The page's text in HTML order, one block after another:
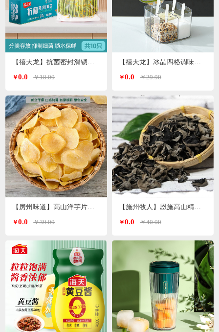
【禧天龙】抗菌密封滑锁保鲜袋大号 10只/盒KY-9827
￥0.0 ￥18.00
￥0.0 ￥39.00
【禧天龙】冰晶四格调味罐H-9972
￥0.0 ￥29.90
￥0.0 ￥40.00